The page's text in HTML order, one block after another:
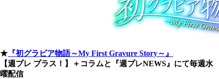
★ 『初グラビア物語～My First Gravure Story～』
【週プレ プラス！】＋コラムと『週プレNEWS』にて毎週水
曜配信